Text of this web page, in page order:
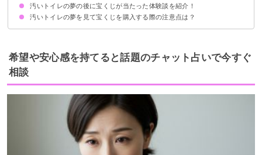
①汚いトイレを掃除しているかどうか
②汚いトイレで用を足しているかどうか
③汚いトイレに排泄物があるかどうか
汚いトイレの夢の後に宝くじが当たった体験談を紹介！
体験談①汚れたトイレに尿をする夢
体験談②汚いトイレで用を足す夢
体験談③汚いトイレから汚物が溢れている夢
汚いトイレの夢を見て宝くじを購入する際の注意点は？
汚いトイレの夢を見たら宝くじはなるべく早く買うべき
金運が下がるので夢の内容は人に話さない
希望や安心感を持てると話題のチャット占いで今すぐ
相談